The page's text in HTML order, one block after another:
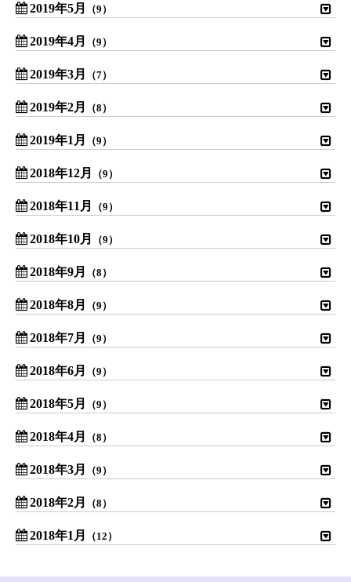
2019年5月 （9）
2019年4月 （9）
2019年3月 （7）
2019年2月 （8）
2019年1月 （9）
2018年12月 （9）
2018年11月 （9）
2018年10月 （9）
2018年9月 （8）
2018年8月 （9）
2018年7月 （9）
2018年6月 （9）
2018年5月 （9）
2018年4月 （8）
2018年3月 （9）
2018年2月 （8）
2018年1月 （12）